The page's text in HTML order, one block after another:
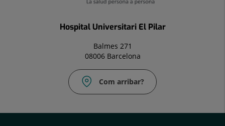
Hospital Universitari El Pilar
Balmes 271
08006 Barcelona
Com arribar?